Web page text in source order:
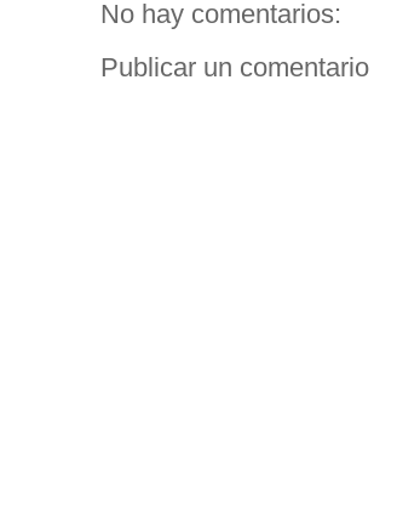
No hay comentarios:
Publicar un comentario